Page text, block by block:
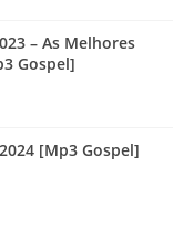
– As Melhores
Gospel]
[Mp3 Gospel]